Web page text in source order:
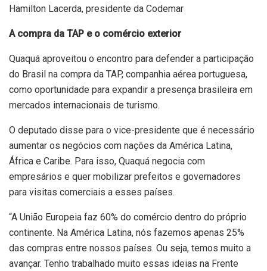
Hamilton Lacerda, presidente da Codemar
A compra da TAP e o comércio exterior
Quaquá aproveitou o encontro para defender a participação
do Brasil na compra da TAP, companhia aérea portuguesa,
como oportunidade para expandir a presença brasileira em
mercados internacionais de turismo.
O deputado disse para o vice-presidente que é necessário
aumentar os negócios com nações da América Latina,
África e Caribe. Para isso, Quaquá negocia com
empresários e quer mobilizar prefeitos e governadores
para visitas comerciais a esses países.
“A União Europeia faz 60% do comércio dentro do próprio
continente. Na América Latina, nós fazemos apenas 25%
das compras entre nossos países. Ou seja, temos muito a
avançar. Tenho trabalhado muito essas ideias na Frente